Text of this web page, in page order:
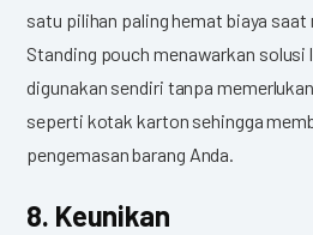
satu pilihan paling hemat biaya saat
Standing pouch menawarkan solusi
digunakan sendiri tanpa
seperti kotak karton sehingga
pengemasan barang Anda.
8. Keunikan